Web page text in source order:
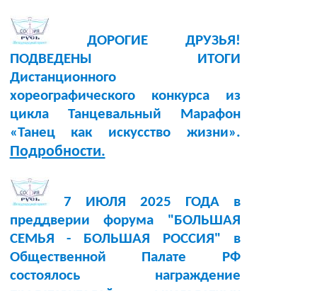
ДОРОГИЕ ДРУЗЬЯ!
ПОДВЕДЕНЫ ИТОГИ
Дистанционного
хореографического конкурса из
цикла Танцевальный Марафон
«Танец как искусство жизни».
Подробности.
7 ИЮЛЯ 2025 ГОДА в
преддверии форума "БОЛЬШАЯ
СЕМЬЯ - БОЛЬШАЯ РОССИЯ" в
Общественной Палате РФ
состоялось награждение